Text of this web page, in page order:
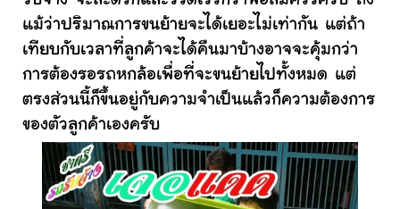
แม้ว่าปริมาณการขนย้ายจะได้เยอะไม่เท่ากัน แต่ถ้า
เทียบกับเวลาที่ลูกค้าจะได้คืนมาบ้างอาจจะคุ้มกว่า
การต้องรอรถหกล้อเพื่อที่จะขนย้ายไปทั้งหมด แต่
ตรงส่วนนี้ก็ขึ้นอยู่กับความจำเป็นแล้วก็ความต้องการ
ของตัวลูกค้าเองครับ